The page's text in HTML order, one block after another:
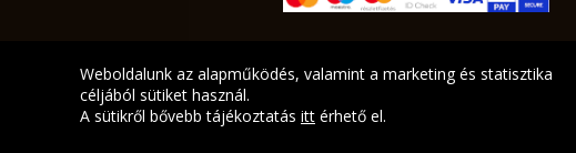
Weboldalunk az alapműködés, valamint a marketing és statisztika
céljából sütiket használ.
A sütikről bővebb tájékoztatás itt érhető el.